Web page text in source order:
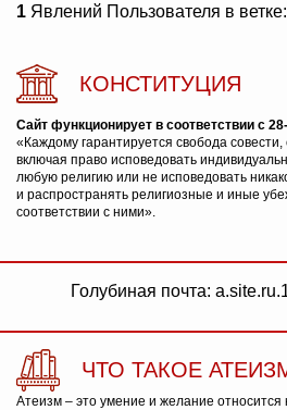
1 Явлений Пользователя в ветке:
КОНСТИТУЦИЯ
Сайт функционирует в соответствии с
«Каждому гарантируется свобода
включая право исповедовать
любую религию или не исповедовать
и распространять религиозные и иные
соответствии с ними».
Голубиная почта:
ЧТО ТАКОЕ
Атеизм – это умение и желание относится